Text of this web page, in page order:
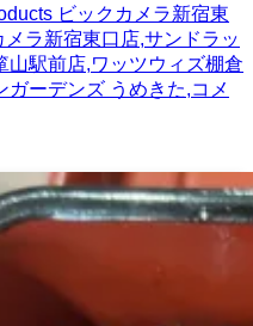
ビックカメラ新宿東
ラ新宿東口店,サンドラッ
山駅前店,ワッツウィズ棚倉
ガーデンズ うめきた,コメ